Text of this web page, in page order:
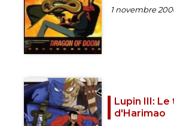
1 novembre
Lupin III:
d'Harimao